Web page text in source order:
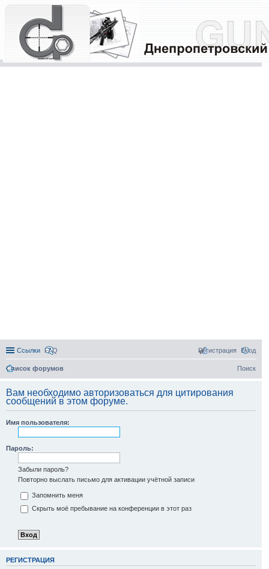
Ссылки FAQ Вход
Регистрация
Список форумов Поиск
Вам необходимо авторизоваться для цитирования
сообщений в этом форуме.
Имя пользователя:
Пароль:
Забыли пароль?
Повторно выслать письмо для активации учётной записи
Запомнить меня
Скрыть моё пребывание на конференции в этот раз
РЕГИСТРАЦИЯ